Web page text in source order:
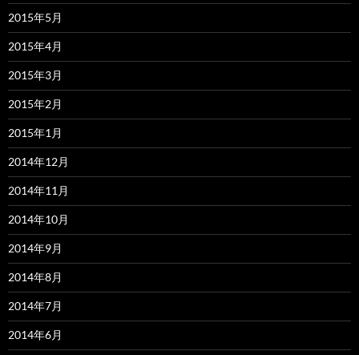
2015年5月
2015年4月
2015年3月
2015年2月
2015年1月
2014年12月
2014年11月
2014年10月
2014年9月
2014年8月
2014年7月
2014年6月